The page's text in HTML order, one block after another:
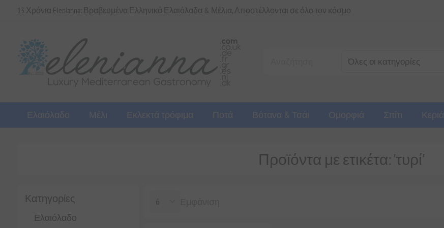
13 Χρόνια Elenianna: Βραβευμένα Ελληνικά Ελαιόλαδα & Μέλια, Αποστέλλονται σε όλο τον κόσμο
Ελαιόλαδο Μέλι Εκλεκτά τρόφιμα Ποτά Βότανα & Τσάι Ομορφιά Σπίτι Κεριά
Κατηγορίες
Ελαιόλαδο
Προϊόντα με ετικέτα: 'τυρί'